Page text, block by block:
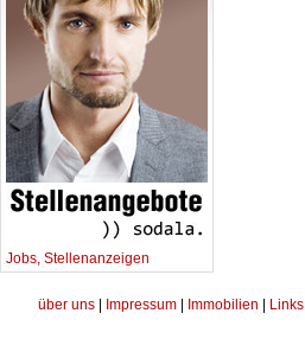
Jobs, Stellenanzeigen
über uns Impressum Immobilien Links